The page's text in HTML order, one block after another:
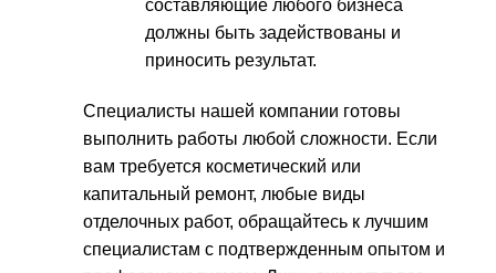
составляющие любого бизнеса
должны быть задействованы и
приносить результат.
Специалисты нашей компании готовы
выполнить работы любой сложности. Если
вам требуется косметический или
капитальный ремонт, любые виды
отделочных работ, обращайтесь к лучшим
специалистам с подтвержденным опытом и